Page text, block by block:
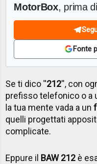
MotorBox, prima
Fonte
Se ti dico ''212'', con
prefisso telefonico o a
la tua mente vada a un
quelli progettati
complicate.
Eppure il BAW 212 è